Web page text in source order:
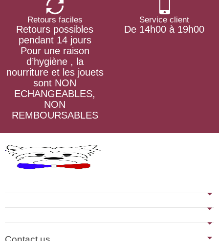
Retours faciles
Retours possibles
pendant 14 jours
Pour une raison
d’hygiène , la
nourriture et les jouets
sont NON
ECHANGEABLES,
NON
REMBOURSABLES
Service client
De 14h00 à 19h00